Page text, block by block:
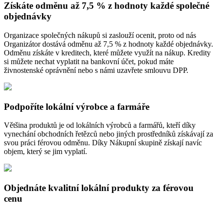
Získáte odměnu až 7,5 % z hodnoty každé společné
objednávky
Organizace společných nákupů si zaslouží ocenit, proto od nás
Organizátor dostává odměnu až 7,5 % z hodnoty každé objednávky.
Odměnu získáte v kreditech, které můžete využít na nákup. Kredity
si můžete nechat vyplatit na bankovní účet, pokud máte
živnostenské oprávnění nebo s námi uzavřete smlouvu DPP.
Podpoříte lokální výrobce a farmáře
Většina produktů je od lokálních výrobců a farmářů, kteří díky
vynechání obchodních řetězců nebo jiných prostředníků získávají za
svou práci férovou odměnu. Díky Nákupní skupině získají navíc
objem, který se jim vyplatí.
Objednáte kvalitní lokální produkty za férovou
cenu